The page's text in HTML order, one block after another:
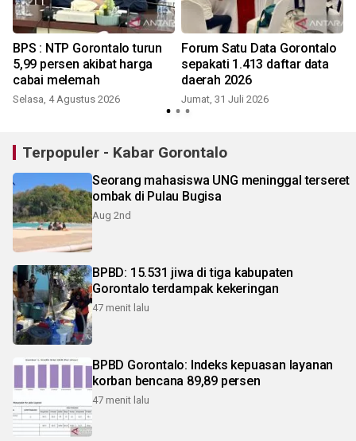
BPS : NTP Gorontalo turun
5,99 persen akibat harga
cabai melemah
Selasa, 4 Agustus 2026
Forum Satu Data Gorontalo
sepakati 1.413 daftar data
daerah 2026
Jumat, 31 Juli 2026
Terpopuler - Kabar Gorontalo
Seorang mahasiswa UNG meninggal terseret
ombak di Pulau Bugisa
Aug 2nd
BPBD: 15.531 jiwa di tiga kabupaten
Gorontalo terdampak kekeringan
47 menit lalu
BPBD Gorontalo: Indeks kepuasan layanan
korban bencana 89,89 persen
47 menit lalu